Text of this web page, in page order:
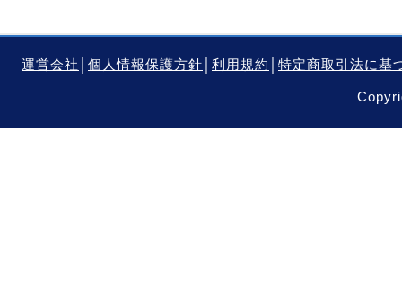
運営会社 個人情報保護方針 利用規約 特定商取引法に基